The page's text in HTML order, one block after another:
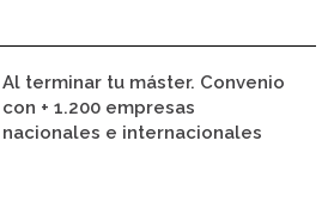
Al terminar tu máster. Convenio
con + 1.200 empresas
nacionales e internacionales